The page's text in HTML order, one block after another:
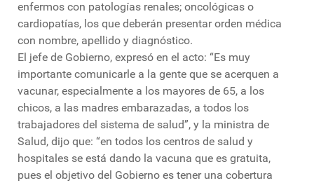
enfermos con patologías renales; oncológicas o
cardiopatías, los que deberán presentar orden médica
con nombre, apellido y diagnóstico.
El jefe de Gobierno, expresó en el acto: “Es muy
importante comunicarle a la gente que se acerquen a
vacunar, especialmente a los mayores de 65, a los
chicos, a las madres embarazadas, a todos los
trabajadores del sistema de salud”, y la ministra de
Salud, dijo que: “en todos los centros de salud y
hospitales se está dando la vacuna que es gratuita,
pues el objetivo del Gobierno es tener una cobertura